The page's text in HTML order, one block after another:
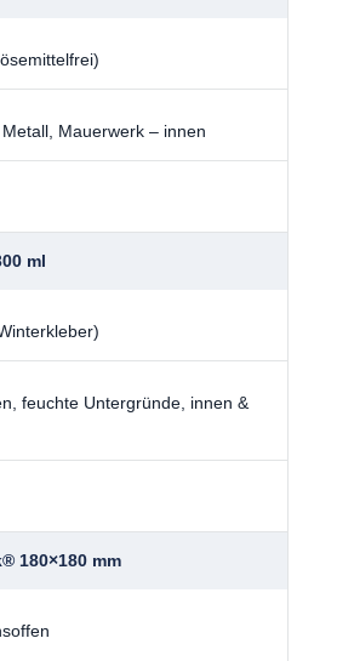
Mauerwerk – innen
ml
feuchte Untergründe, innen &
180×180 mm